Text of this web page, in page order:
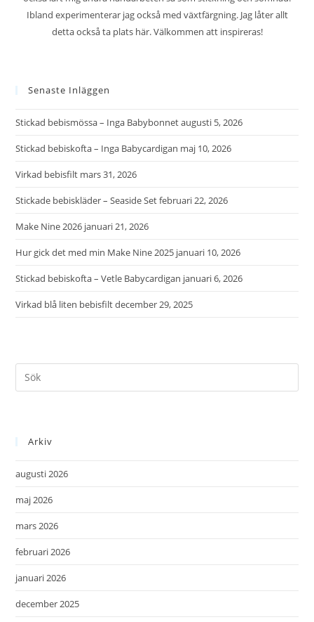
Ibland experimenterar jag också med växtfärgning. Jag låter allt
detta också ta plats här. Välkommen att inspireras!
Senaste Inläggen
Stickad bebismössa – Inga Babybonnetaugusti 5, 2026
Stickad bebiskofta – Inga Babycardigan maj 10, 2026
Virkad bebisfilt mars 31, 2026
Stickade bebiskläder – Seaside Setfebruari 22, 2026
Make Nine 2026 januari 21, 2026
Hur gick det med min Make Nine 2025 januari 10, 2026
Stickad bebiskofta – Vetle Babycardigan januari 6, 2026
Virkad blå liten bebisfiltdecember 29, 2025
Arkiv
augusti 2026
maj 2026
mars 2026
februari 2026
januari 2026
december 2025